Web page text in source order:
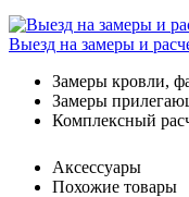
Выезд на замеры и
Замеры кровли,
Замеры
Комплексный
Аксессуары
Похожие товары